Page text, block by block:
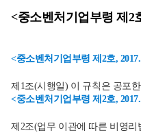
<중소벤처기업부령 제2
<중소벤처기업부령 제2호,
제1조(시행일) 이 규칙은 공포
<중소벤처기업부령 제2호,
제2조(업무 이관에 따른 비영